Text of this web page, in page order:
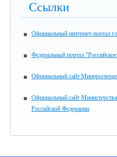
Ссылки
Официальный интернет-портал
Федеральный портал
Официальный сайт
Официальный сайт
Российской Федерации